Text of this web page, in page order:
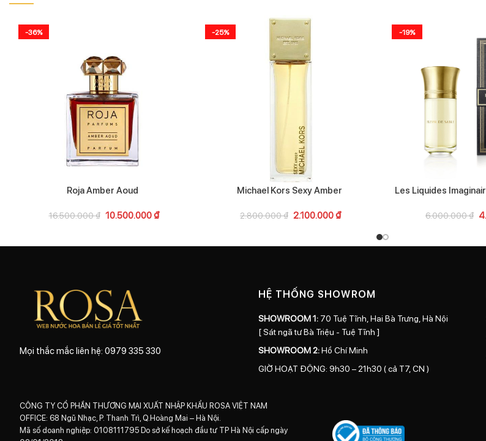
-36%
Roja Amber Aoud
16.500.000₫ 10.500.000₫
-25%
Michael Kors Sexy Amber
2.800.000₫ 2.100.000₫
-19%
Les Liquides
6.000.000₫
Mọi thắc mắc liên hệ: 0979 335 330
HỆ THỐNG SHOWROM
SHOWROOM 1: 70 Tuệ Tĩnh, Hai Bà Trưng, Hà Nội
[ Sát ngã tư Bà Triệu - Tuệ Tĩnh ]
SHOWROOM 2:Hồ Chí Minh
GIỜ HOẠT ĐỘNG: 9h30 – 21h30 ( cả T7, CN )
CÔNG TY CỔ PHẦN THƯƠNG MẠI XUẤT NHẬP KHẨU ROSA VIỆT NAM
OFFICE: 68 Ngũ Nhạc, P. Thanh Trì, Q.Hoàng Mai – Hà Nội.
Mã số doanh nghiệp: 0108111795 Do sở kế hoạch đầu tư TP Hà Nội cấp ngày